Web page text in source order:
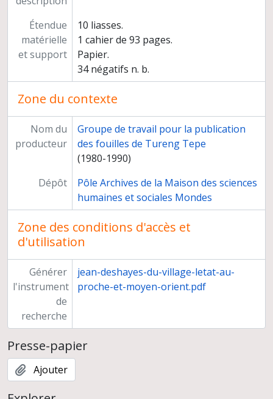
Étendue
matérielle
et support
10 liasses.
1 cahier de 93 pages.
Papier.
34 négatifs n. b.
Zone du contexte
Nom du
producteur
Groupe de travail pour la publication
des fouilles de Tureng Tepe
(1980-1990)
Dépôt
Pôle Archives de la Maison des sciences
humaines et sociales Mondes
Zone des conditions d'accès et
d'utilisation
Générer
l'instrument
de
recherche
jean-deshayes-du-village-letat-au-
proche-et-moyen-orient.pdf
Presse-papier
Ajouter